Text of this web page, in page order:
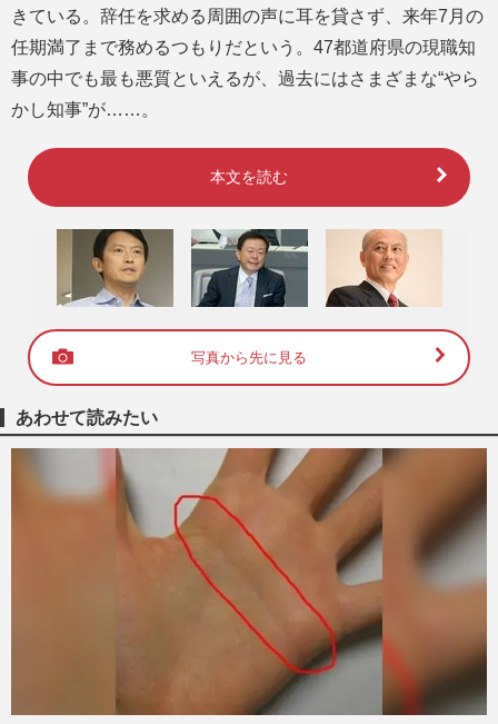
きている。辞任を求める周囲の声に耳を貸さず、来年7月の
任期満了まで務めるつもりだという。47都道府県の現職知
事の中でも最も悪質といえるが、過去にはさまざまな“やら
かし知事”が……。
本文を読む
写真から先に見る
あわせて読みたい